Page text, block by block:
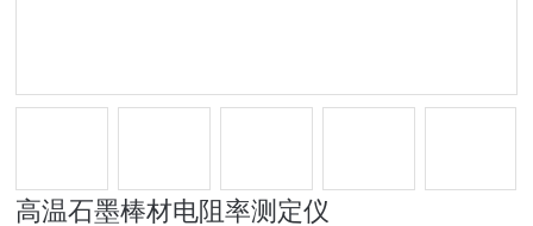
高温石墨棒材电阻率测定仪